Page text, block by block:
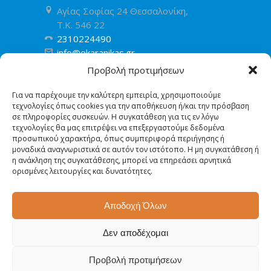
Προβολή προτιμήσεων
Για να παρέχουμε την καλύτερη εμπειρία, χρησιμοποιούμε
τεχνολογίες όπως cookies για την αποθήκευση ή/και την πρόσβαση
σε πληροφορίες συσκευών. Η συγκατάθεση για τις εν λόγω
τεχνολογίες θα μας επιτρέψει να επεξεργαστούμε δεδομένα
προσωπικού χαρακτήρα, όπως συμπεριφορά περιήγησης ή
μοναδικά αναγνωριστικά σε αυτόν τον ιστότοπο. Η μη συγκατάθεση ή
η ανάκληση της συγκατάθεσης, μπορεί να επηρεάσει αρνητικά
ορισμένες λειτουργίες και δυνατότητες.
Αποδοχή Όλων
Δεν αποδέχομαι
Προβολή προτιμήσεων
Αγίας Σοφίας 24 Θεσσαλονίκη,
T.K. 546 22
2310224490
info@ekaranikas.gr
ΒΡΕΙΤΕ ΜΑΣ ΣΤΟ ΧΑΡΤΗ